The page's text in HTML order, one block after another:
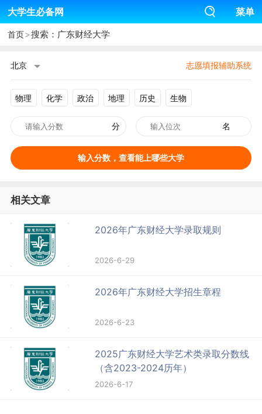
大学生必备网 菜单
首页>搜索：广东财经大学
北京 志愿填报辅助系统
物理 化学 政治 地理 历史 生物
分 名
输入分数，查看能上哪些大学
相关文章
2026年广东财经大学录取规则
2026-6-29
2026年广东财经大学招生章程
2026-6-23
2025广东财经大学艺术类录取分数线
（含2023-2024历年）
2026-6-17